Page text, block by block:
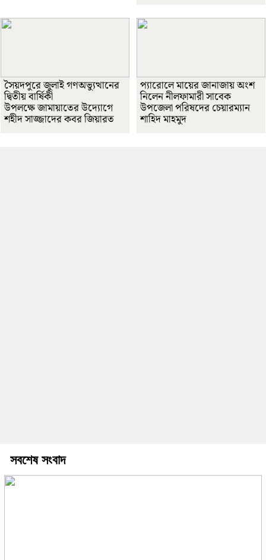
সৈয়দপুরে জুলাই গণঅভ্যুত্থানের
দ্বিতীয় বার্ষিকী
উপলক্ষে জামায়াতের উদ্যোগে
শহীদ সাজ্জাদের কবর জিয়ারত
প্যারোলে মায়ের জানাজায় অংশ
নিলেন নীলফামারী সাবেক
উপজেলা পরিষদের চেয়ারম্যান
শাহিদ মাহমুদ
সবশেষ সংবাদ